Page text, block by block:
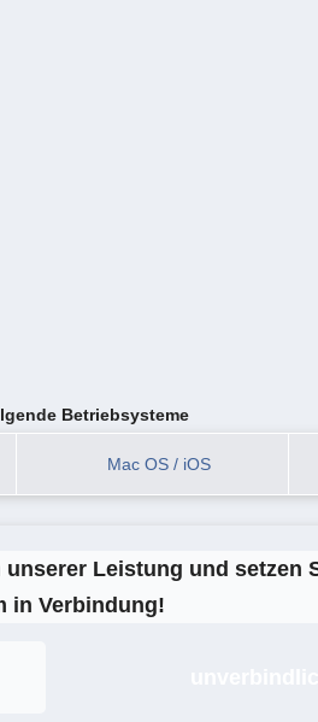
Betriebsysteme
Mac OS / iOS
Leistung und setzen
in Verbindung!